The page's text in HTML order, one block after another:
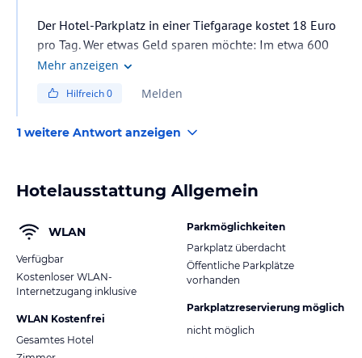
Der Hotel-Parkplatz in einer Tiefgarage kostet 18 Euro
pro Tag. Wer etwas Geld sparen möchte: Im etwa 600
Meter entfernten Schulthess-Center gibt es ebenfalls
Mehr anzeigen
Hilfreich0 Melden
1 weitere Antwort anzeigen
Hotelausstattung Allgemein
WLAN
Verfügbar
Kostenloser WLAN-
Internetzugang inklusive
WLAN Kostenfrei
Gesamtes Hotel
Parkmöglichkeiten
Parkplatz überdacht
Öffentliche Parkplätze
vorhanden
Parkplatzreservierung möglich
nicht möglich